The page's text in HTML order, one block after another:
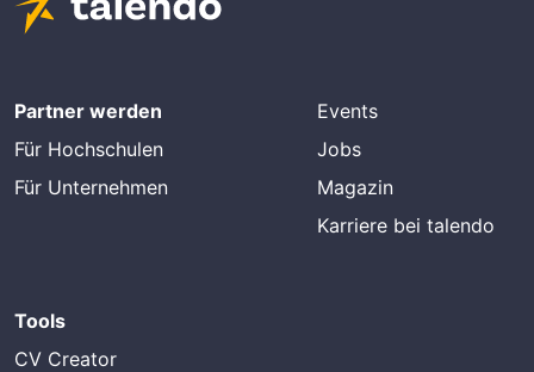
Partner werden
Für Hochschulen
Für Unternehmen
Events
Jobs
Magazin
Karriere bei talendo
Tools
CV Creator